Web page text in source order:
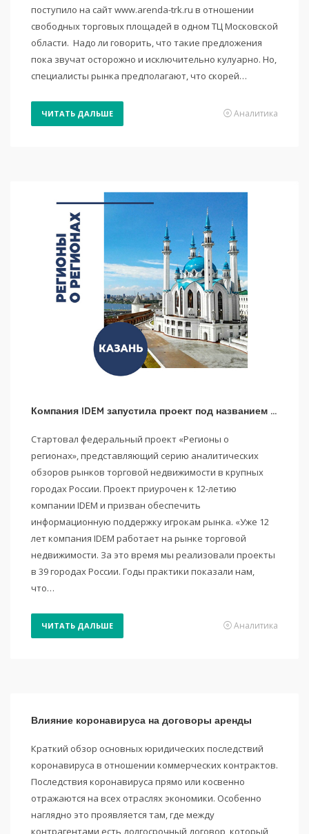
поступило на сайт www.arenda-trk.ru в отношении
свободных торговых площадей в одном ТЦ Московской
области. Надо ли говорить, что такие предложения
пока звучат осторожно и исключительно кулуарно. Но,
специалисты рынка предполагают, что скорей…
ЧИТАТЬ ДАЛЬШЕ Аналитика
Компания IDEM запустила проект под названием «Регионы о регионах»
Стартовал федеральный проект «Регионы о
регионах», представляющий серию аналитических
обзоров рынков торговой недвижимости в крупных
городах России. Проект приурочен к 12-летию
компании IDEM и призван обеспечить
информационную поддержку игрокам рынка. «Уже 12
лет компания IDEM работает на рынке торговой
недвижимости. За это время мы реализовали проекты
в 39 городах России. Годы практики показали нам,
что…
ЧИТАТЬ ДАЛЬШЕ Аналитика
Влияние коронавируса на договоры аренды
Краткий обзор основных юридических последствий
коронавируса в отношении коммерческих контрактов.
Последствия коронавируса прямо или косвенно
отражаются на всех отраслях экономики. Особенно
наглядно это проявляется там, где между
контрагентами есть долгосрочный договор, который